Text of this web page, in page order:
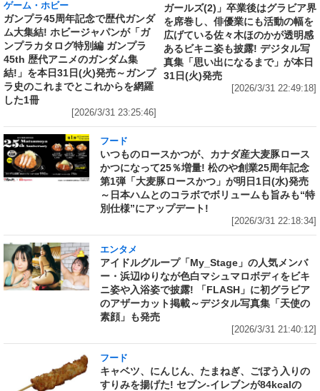
ゲーム・ホビー
ガンプラ45周年記念で歴代ガンダ
ム大集結! ホビージャパンが「ガ
ンプラカタログ特別編 ガンプラ
45th 歴代アニメのガンダム集
結!」を本日31日(火)発売～ガンプ
ラ史のこれまでとこれからを網羅
した1冊
[2026/3/31 23:25:46]
ガールズ(2)」卒業後はグラビア界
を席巻し、俳優業にも活動の幅を
広げている佐々木ほのかが透明感
あるビキニ姿も披露! デジタル写
真集「思い出になるまで」が本日
31日(火)発売
[2026/3/31 22:49:18]
フード
いつものロースかつが、カナダ産大麦豚ロース
かつになって25％増量! 松のや創業25周年記念
第1弾「大麦豚ロースかつ」が明日1日(水)発売
～日本ハムとのコラボでボリュームも旨みも“特
別仕様”にアップデート!
[2026/3/31 22:18:34]
エンタメ
アイドルグループ「My_Stage」の人気メンバ
ー・浜辺ゆりなが色白マシュマロボディをビキ
ニ姿や入浴姿で披露! 「FLASH」に初グラビア
のアザーカット掲載～デジタル写真集「天使の
素顔」も発売
[2026/3/31 21:40:12]
フード
キャベツ、にんじん、たまねぎ、ごぼう入りの
すりみを揚げた! セブン‐イレブンが84kcalの